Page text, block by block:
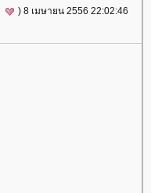
) 8 เมษายน 2556 22:02:46